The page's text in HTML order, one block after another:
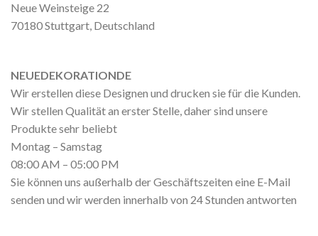
Neue Weinsteige 22
70180 Stuttgart, Deutschland
NEUEDEKORATIONDE
Wir erstellen diese Designen und drucken sie für die Kunden.
Wir stellen Qualität an erster Stelle, daher sind unsere
Produkte sehr beliebt
Montag – Samstag
08:00 AM – 05:00 PM
Sie können uns außerhalb der Geschäftszeiten eine E-Mail
senden und wir werden innerhalb von 24 Stunden antworten